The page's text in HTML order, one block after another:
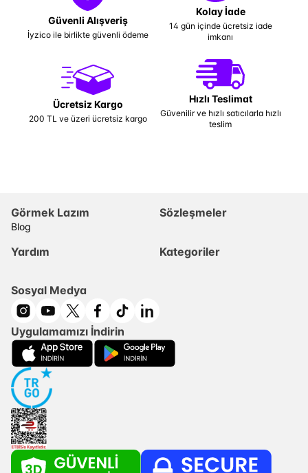
Güvenli Alışveriş
İyzico ile birlikte güvenli ödeme
Kolay İade
14 gün içinde ücretsiz iade
imkanı
Ücretsiz Kargo
200 TL ve üzeri ücretsiz kargo
Hızlı Teslimat
Güvenilir ve hızlı satıcılarla hızlı
teslim
Görmek Lazım
Blog
Sözleşmeler
Yardım Kategoriler
Sosyal Medya
Uygulamamızı İndirin